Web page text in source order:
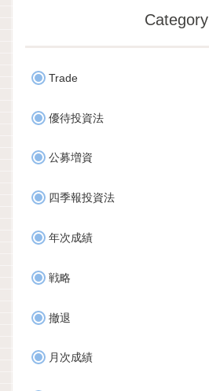
Category
Trade
優待投資法
公募増資
四季報投資法
年次成績
戦略
撤退
月次成績